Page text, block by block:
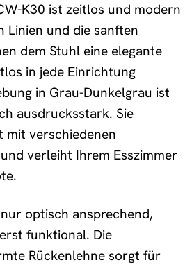
K30 ist zeitlos und modern
Linien und die sanften
dem Stuhl eine elegante
in jede Einrichtung
in Grau-Dunkelgrau ist
ausdrucksstark. Sie
verschiedenen
verleiht Ihrem Esszimmer
optisch ansprechend,
funktional. Die
Rückenlehne sorgt für